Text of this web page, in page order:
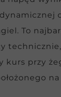
To
kurs przy